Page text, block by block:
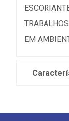
EM